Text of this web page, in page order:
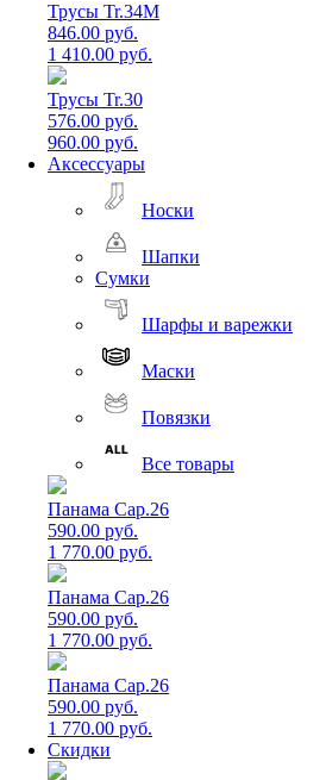
Трусы Tr.34M
846.00 руб.
1 410.00 руб.
Трусы Tr.30
576.00 руб.
960.00 руб.
Аксессуары
Носки
Шапки
Сумки
Шарфы и варежки
Маски
Повязки
Все товары
Панама Cap.26
590.00 руб.
1 770.00 руб.
Панама Cap.26
590.00 руб.
1 770.00 руб.
Панама Cap.26
590.00 руб.
1 770.00 руб.
Скидки